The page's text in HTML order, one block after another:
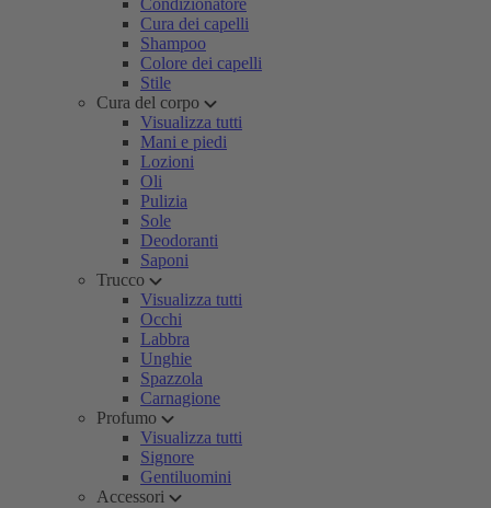
Condizionatore
Cura dei capelli
Shampoo
Colore dei capelli
Stile
Cura del corpo
Visualizza tutti
Mani e piedi
Lozioni
Oli
Pulizia
Sole
Deodoranti
Saponi
Trucco
Visualizza tutti
Occhi
Labbra
Unghie
Spazzola
Carnagione
Profumo
Visualizza tutti
Signore
Gentiluomini
Accessori